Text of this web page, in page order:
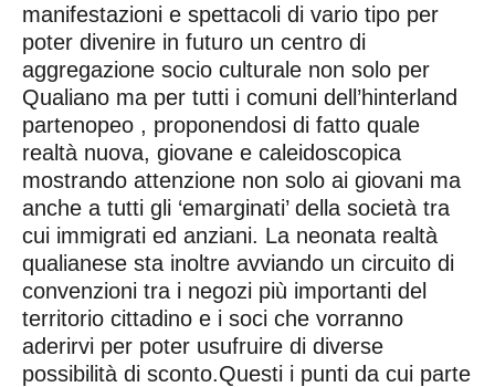
manifestazioni e spettacoli di vario tipo per
poter divenire in futuro un centro di
aggregazione socio culturale non solo per
Qualiano ma per tutti i comuni dell’hinterland
partenopeo , proponendosi di fatto quale
realtà nuova, giovane e caleidoscopica
mostrando attenzione non solo ai giovani ma
anche a tutti gli ‘emarginati’ della società tra
cui immigrati ed anziani. La neonata realtà
qualianese sta inoltre avviando un circuito di
convenzioni tra i negozi più importanti del
territorio cittadino e i soci che vorranno
aderirvi per poter usufruire di diverse
possibilità di sconto.Questi i punti da cui parte